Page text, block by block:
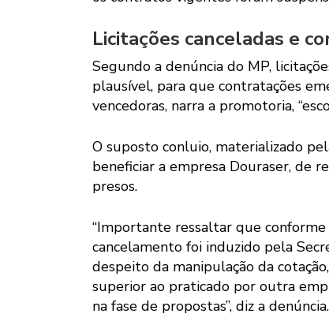
Licitações canceladas e
Segundo a denúncia do MP,
plausível, para que contratações
vencedoras, narra a promotoria,
O suposto conluio, materializado
beneficiar a empresa Douraser, de
presos.
“Importante ressaltar que
cancelamento foi induzido pela
despeito da manipulação da
superior ao praticado por outra
na fase de propostas”, diz a denúncia.